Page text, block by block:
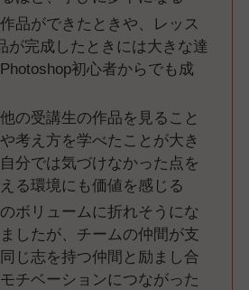
品ができたときや、レッス
が完成したときには大きな達
初心者からでも成
の受講生の作品を見ること
考え方を学べたことが大き
分では気づけなかった点を
る環境にも価値を感じる
ボリュームに折れそうにな
したが、チームの仲間が支
じ志を持つ仲間と励まし合
チベーションにつながった